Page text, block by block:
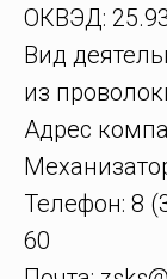
ОКВЭД:
Вид
из
Адрес
Телефон: 8
60